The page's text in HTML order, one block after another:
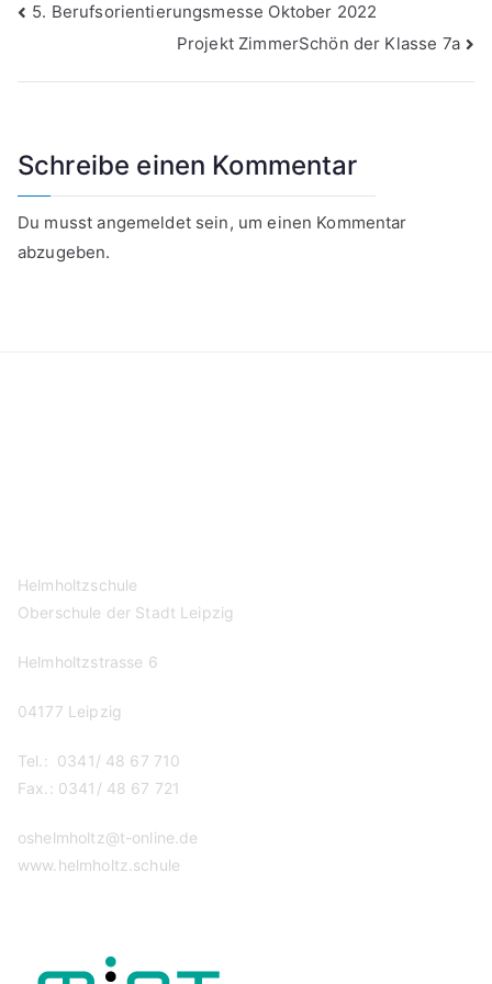
5. Berufsorientierungsmesse Oktober 2022
Projekt ZimmerSchön der Klasse 7a
Schreibe einen Kommentar
Du musstangemeldetsein, um einen Kommentar
abzugeben.
Helmholtzschule
Oberschule der Stadt Leipzig
Helmholtzstrasse 6
04177 Leipzig
Tel.: 0341/ 48 67 710
Fax.: 0341/ 48 67 721
oshelmholtz@t-online.de
www.helmholtz.schule